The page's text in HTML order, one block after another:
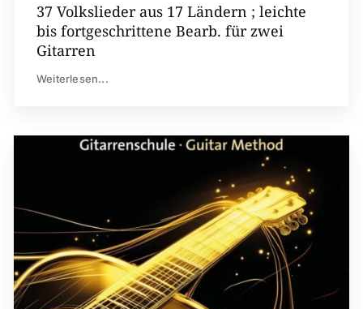
37 Volkslieder aus 17 Ländern ; leichte
bis fortgeschrittene Bearb. für zwei
Gitarren
Weiterlesen...